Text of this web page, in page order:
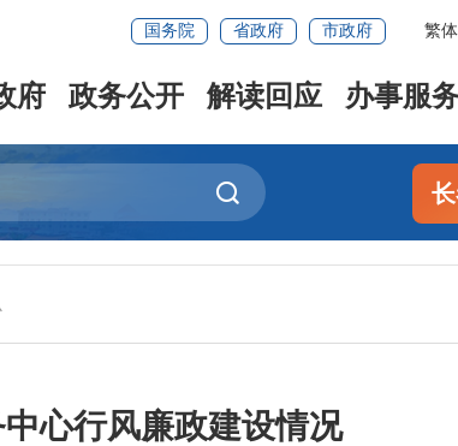
国务院 省政府 市政府 繁体
府 政务公开 解读回应 办事服
心行风廉政建设情况